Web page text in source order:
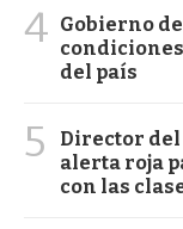
4 Gobierno
del país
5
Director del
alerta roja
con las